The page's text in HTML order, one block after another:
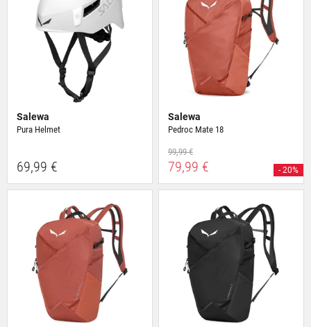
Salewa
Pura Helmet
69,99 €
Salewa
Pedroc Mate 18
99,99 €
79,99 € - 20%